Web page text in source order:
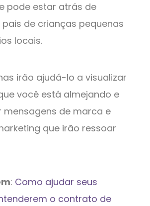
pode estar atrás de
de crianças pequenas
locais.
irão ajudá-lo a visualizar
você está almejando e
mensagens de marca e
que irão ressoar
: Como ajudar seus
o contrato de